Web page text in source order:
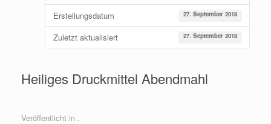
Erstellungsdatum 27. September 2018
Zuletzt aktualisiert 27. September 2018
Heiliges Druckmittel Abendmahl
Veröffentlicht in .